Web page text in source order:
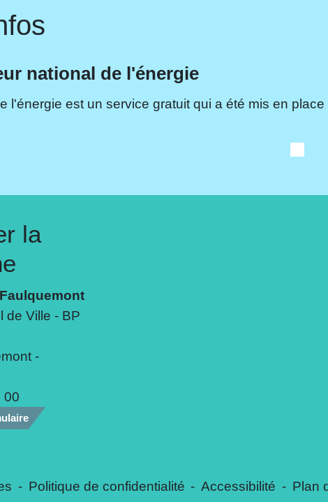
national de l'énergie
l'énergie est un service gratuit qui a été mis en
la
de Ville - BP
-
00
- Politique de confidentialité - Accessibilité - Plan